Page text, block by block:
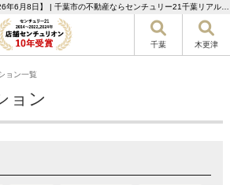
千葉 木更津
ョン一覧
ョン